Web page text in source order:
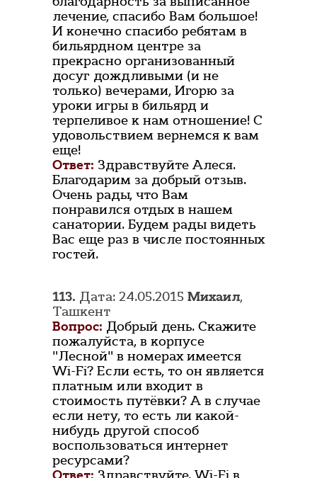
лечение, спасибо Вам большое!
И конечно спасибо ребятам в
бильярдном центре за
прекрасно организованный
досуг дождливыми (и не
только) вечерами, Игорю за
уроки игры в бильярд и
терпеливое к нам отношение! С
удовольствием вернемся к вам
еще!
Ответ: Здравствуйте Алеся.
Благодарим за добрый отзыв.
Очень рады, что Вам
понравился отдых в нашем
санатории. Будем рады видеть
Вас еще раз в числе постоянных
гостей.
113. Дата: 24.05.2015 Михаил,
Ташкент
Вопрос: Добрый день. Скажите
пожалуйста, в корпусе
"Лесной" в номерах имеется
Wi-Fi? Если есть, то он является
платным или входит в
стоимость путёвки? А в случае
если нету, то есть ли какой-
нибудь другой способ
воспользоваться интернет
ресурсами?